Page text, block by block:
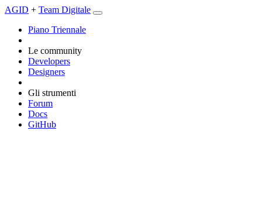
AGID + Team Digitale
Piano Triennale
Le community
Developers
Designers
Gli strumenti
Forum
Docs
GitHub